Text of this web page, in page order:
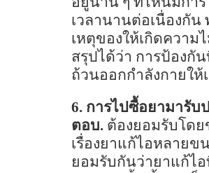
เวลานานต่อเนื่องกัน
เหตุของให้เกิดความ
สรุปได้ว่า การป้องกั
ถ้วนออกกำลังกายให้
6. การไปซื้อยามารับ
ตอบ. ต้องยอมรับโดย
เรื่องยาแก้ไอหลาย
ยอมรับกันว่ายาแก้ไ